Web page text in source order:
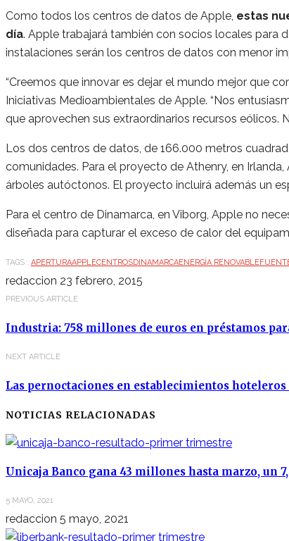
Como todos los centros de datos de Apple, estas
día. Apple trabajará también con socios locales para
instalaciones serán los centros de datos con menor
“Creemos que innovar es dejar el mundo mejor que
Iniciativas Medioambientales de Apple. “Nos
que aprovechen sus extraordinarios recursos
Los dos centros de datos, de 166.000 metros
comunidades. Para el proyecto de Athenry, en
árboles autóctonos. El proyecto incluirá además un
Para el centro de Dinamarca, en Viborg, Apple no
diseñada para capturar el exceso de calor del
TAGS : APERTURAAPPLECENTROSDINAMARCAENERGÍA RENOVABLE
redaccion 23 febrero, 2015
PREVIOUS ARTICLE
Industria: 758 millones de euros en préstamos
NEXT ARTICLE
Las pernoctaciones en establecimientos
NOTICIAS RELACIONADAS
Unicaja Banco gana 43 millones hasta marzo, un
5 MAYO, 2021
redaccion 5 mayo, 2021